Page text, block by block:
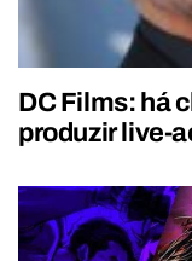
DC Films: há
produzir live-